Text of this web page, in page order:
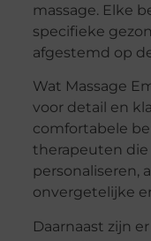
massage. Elke
specifieke
afgestemd op
Wat Massage
voor detail en
comfortabele
therapeuten die
personaliseren,
onvergetelijke
Daarnaast zijn